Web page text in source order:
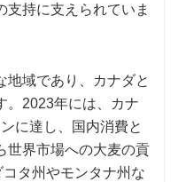
支持に支えられていま
地域であり、カナダと
。2023年には、カナ
に達し、国内消費と
世界市場への大麦の貢
タ州やモンタナ州な